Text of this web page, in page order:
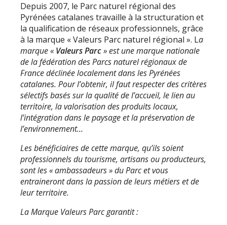
Depuis 2007, le Parc naturel régional des
Pyrénées catalanes travaille à la structuration et
la qualification de réseaux professionnels, grâce
à la marque « Valeurs Parc naturel régional ». La
marque « Valeurs Parc» est une marque nationale
de la fédération des Parcs naturel régionaux de
France déclinée localement dans les Pyrénées
catalanes. Pour l’obtenir, il faut respecter des critères
sélectifs basés sur la qualité de l’accueil, le lien au
territoire, la valorisation des produits locaux,
l’intégration dans le paysage et la préservation de
l’environnement…
Les bénéficiaires de cette marque, qu’ils soient
professionnels du tourisme, artisans ou producteurs,
sont les « ambassadeurs » du Parc et vous
entraineront dans la passion de leurs métiers et de
leur territoire.
La Marque Valeurs Parc garantit :